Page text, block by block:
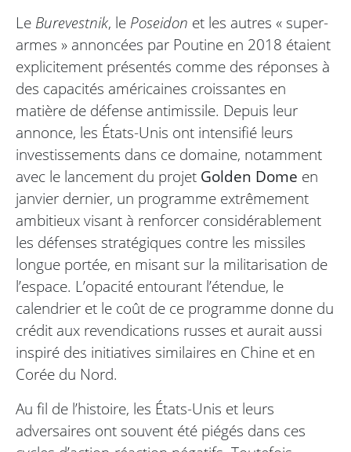
Le Burevestnik, le Poseidon et les autres « super-
armes » annoncées par Poutine en 2018 étaient
explicitement présentés comme des réponses à
des capacités américaines croissantes en
matière de défense antimissile. Depuis leur
annonce, les États-Unis ont intensifié leurs
investissements dans ce domaine, notamment
avec le lancement du projet Golden Dome en
janvier dernier, un programme extrêmement
ambitieux visant à renforcer considérablement
les défenses stratégiques contre les missiles
longue portée, en misant sur la militarisation de
l’espace. L’opacité entourant l’étendue, le
calendrier et le coût de ce programme donne du
crédit aux revendications russes et aurait aussi
inspiré des initiatives similaires en Chine et en
Corée du Nord.
Au fil de l’histoire, les États-Unis et leurs
adversaires ont souvent été piégés dans ces